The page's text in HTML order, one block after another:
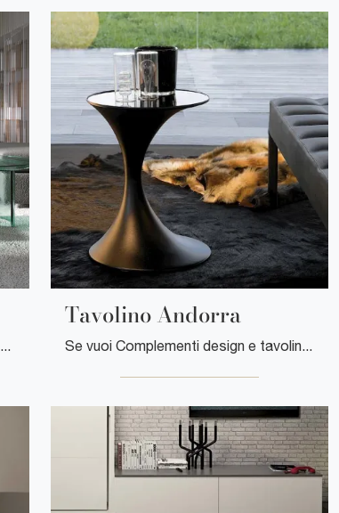
Desideri valorizzare i tuoi locali con i Complementi Tonin Casa? Eccoti vari modelli di tavolini in vetro come Tavolino Atollo.
Tavolino Andorra
Se vuoi Complementi design e tavolini in vetro ottieni informazioni sul modello Tavolino Andorra della firma Tonin Casa.